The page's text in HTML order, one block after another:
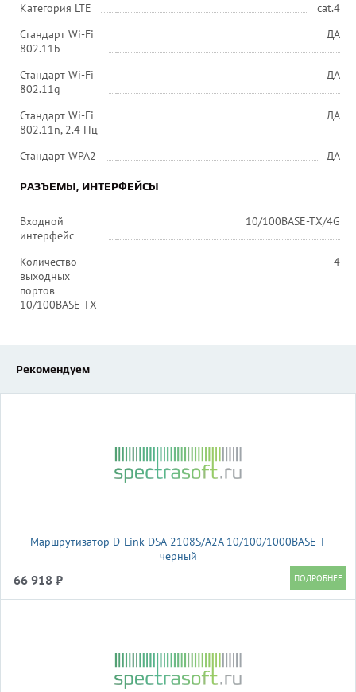
Категория LTE
cat.4
Стандарт Wi-Fi
802.11b
ДА
Стандарт Wi-Fi
802.11g
ДА
Стандарт Wi-Fi
802.11n, 2.4 ГГц
ДА
Стандарт WPA2 ДА
РАЗЪЕМЫ, ИНТЕРФЕЙСЫ
Входной
интерфейс
10/100BASE-TX/4G
Количество
выходных
портов
10/100BASE-TX
4
Рекомендуем
Маршрутизатор D-Link DSA-2108S/A2A 10/100/1000BASE-T
черный
66 918 ₽